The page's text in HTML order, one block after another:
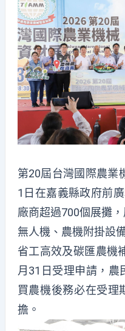
第20屆台灣國際農業
1日在嘉義縣政府前
廠商超過700個展攤
無人機、農機附掛設
省工高效及碳匯農機
月31日受理申請，農
買農機後務必在受理
擔。